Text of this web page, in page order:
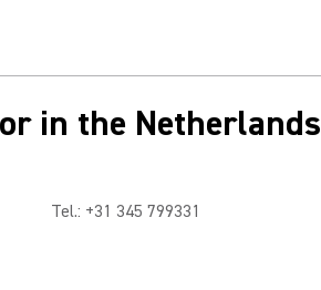
in the Netherlands
Tel.: +31 345 799331